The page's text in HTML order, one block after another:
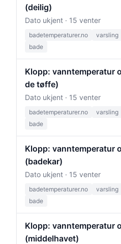
(deilig)
Dato ukjent · 15 venter
badetemperaturer.no varsling
bade
Klopp: vanntemperatur
de tøffe)
Dato ukjent · 15 venter
badetemperaturer.no varsling
bade
Klopp: vanntemperatur
(badekar)
Dato ukjent · 15 venter
badetemperaturer.no varsling
bade
Klopp: vanntemperatur
(middelhavet)